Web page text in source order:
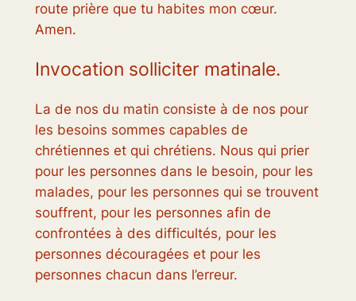
route prière que tu habites mon cœur.
Amen.
Invocation solliciter matinale.
La de nos du matin consiste à de nos pour
les besoins sommes capables de
chrétiennes et qui chrétiens. Nous qui prier
pour les personnes dans le besoin, pour les
malades, pour les personnes qui se trouvent
souffrent, pour les personnes afin de
confrontées à des difficultés, pour les
personnes découragées et pour les
personnes chacun dans l’erreur.